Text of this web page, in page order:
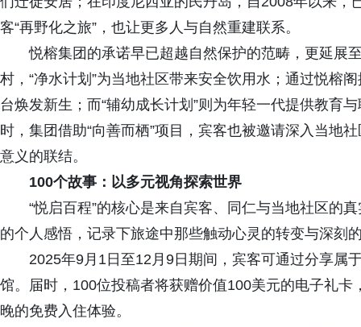
客“再野化之旅”，也让更多人与自然重建联系。
悦榕集团的承诺早已超越自然保护的范畴，更延展
村，“净水计划”为当地社区带来安全饮用水；通过悦榕
台焕发新生；而“辅幼成长计划”则为年轻一代提供教育
时，集团借助“向善而栖”项目，宾客也被邀请深入当地
意义的联结。
100个故事 ：以多元视角探索世界
“悦启百程”的核心是来自宾客、同仁与当地社区的
的个人感悟，记录下旅途中那些触动心灵的转变与深刻
2025年9月1日至12月9日期间，宾客可通过分享属
馆。届时，100位投稿者将获赠价值100美元的电子礼
晚的免费入住体验。